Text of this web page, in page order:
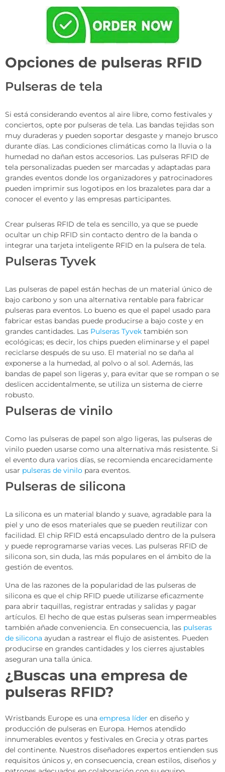
Opciones de pulseras RFID
Pulseras de tela
Si está considerando eventos al aire libre, como festivales y
conciertos, opte por pulseras de tela. Las bandas tejidas son
muy duraderas y pueden soportar desgaste y manejo brusco
durante días. Las condiciones climáticas como la lluvia o la
humedad no dañan estos accesorios. Las pulseras RFID de
tela personalizadas pueden ser marcadas y adaptadas para
grandes eventos donde los organizadores y patrocinadores
pueden imprimir sus logotipos en los brazaletes para dar a
conocer el evento y las empresas participantes.
Crear pulseras RFID de tela es sencillo, ya que se puede
ocultar un chip RFID sin contacto dentro de la banda o
integrar una tarjeta inteligente RFID en la pulsera de tela.
Pulseras Tyvek
Las pulseras de papel están hechas de un material único de
bajo carbono y son una alternativa rentable para fabricar
pulseras para eventos. Lo bueno es que el papel usado para
fabricar estas bandas puede producirse a bajo coste y en
grandes cantidades. Las Pulseras Tyvek también son
ecológicas; es decir, los chips pueden eliminarse y el papel
reciclarse después de su uso. El material no se daña al
exponerse a la humedad, al polvo o al sol. Además, las
bandas de papel son ligeras y, para evitar que se rompan o se
deslicen accidentalmente, se utiliza un sistema de cierre
robusto.
Pulseras de vinilo
Como las pulseras de papel son algo ligeras, las pulseras de
vinilo pueden usarse como una alternativa más resistente. Si
el evento dura varios días, se recomienda encarecidamente
usar pulseras de vinilo para eventos.
Pulseras de silicona
La silicona es un material blando y suave, agradable para la
piel y uno de esos materiales que se pueden reutilizar con
facilidad. El chip RFID está encapsulado dentro de la pulsera
y puede reprogramarse varias veces. Las pulseras RFID de
silicona son, sin duda, las más populares en el ámbito de la
gestión de eventos.
Una de las razones de la popularidad de las pulseras de
silicona es que el chip RFID puede utilizarse eficazmente
para abrir taquillas, registrar entradas y salidas y pagar
artículos. El hecho de que estas pulseras sean impermeables
también añade conveniencia. En consecuencia, las pulseras
de silicona ayudan a rastrear el flujo de asistentes. Pueden
producirse en grandes cantidades y los cierres ajustables
aseguran una talla única.
¿Buscas una empresa de
pulseras RFID?
Wristbands Europe es una empresa líder en diseño y
producción de pulseras en Europa. Hemos atendido
innumerables eventos y festivales en Grecia y otras partes
del continente. Nuestros diseñadores expertos entienden sus
requisitos únicos y, en consecuencia, crean estilos, diseños y